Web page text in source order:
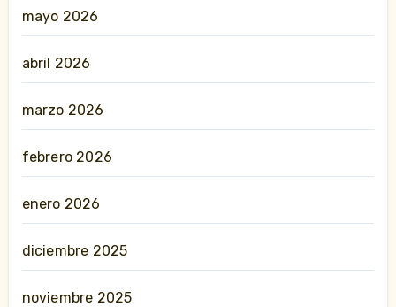
mayo 2026
abril 2026
marzo 2026
febrero 2026
enero 2026
diciembre 2025
noviembre 2025